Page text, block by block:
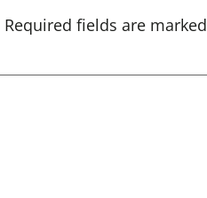
Required fields are marked